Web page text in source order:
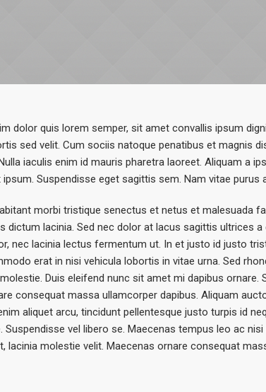
dolor quis lorem semper, sit amet convallis ipsum
sed velit. Cum sociis natoque penatibus et magnis
iaculis enim id mauris pharetra laoreet. Aliquam a
Suspendisse eget sagittis sem. Nam vitae purus
morbi tristique senectus et netus et malesuada
dictum lacinia. Sed nec dolor at lacus sagittis ultrices
nec lacinia lectus fermentum ut. In et justo id justo
erat in nisi vehicula lobortis in vitae urna. Sed
Duis eleifend nunc sit amet mi dapibus ornare.
consequat massa ullamcorper dapibus. Aliquam
aliquet arcu, tincidunt pellentesque justo turpis id
Suspendisse vel libero se. Maecenas tempus leo ac
lacinia molestie velit. Maecenas ornare consequat